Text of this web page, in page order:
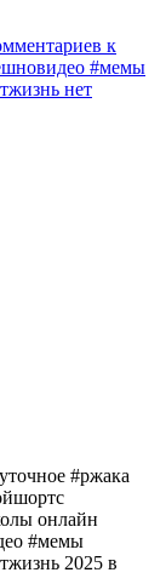
к
#мемы
нет
#ржака
онлайн
#мемы
2025 в